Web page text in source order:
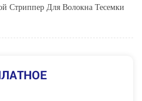
Стриппер Для Волокна Тесемки